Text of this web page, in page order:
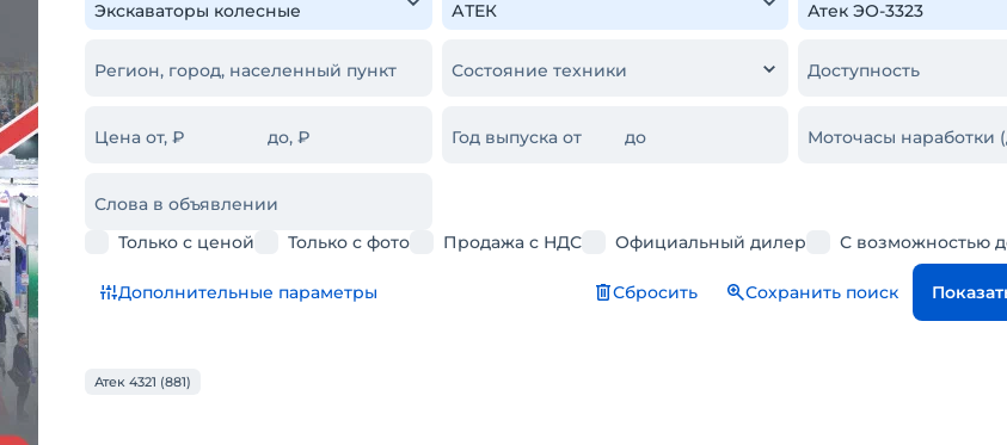
Регион, город, населенный пункт Состояние техники Доступность
Цена от, ₽ до, ₽ Год выпуска от до Моточасы наработки
Слова в объявлении
Только с ценой
Только с фото Продажа с НДС Официальный дилер С возможностью
Дополнительные параметры Сбросить Сохранить поиск
Атек 4321 (881)